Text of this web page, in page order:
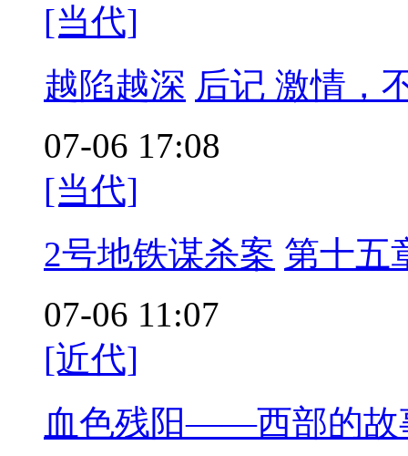
[当代]
越陷越深 后记 激情，
07-06 17:08
[当代]
2号地铁谋杀案 第十五
07-06 11:07
[近代]
血色残阳——西部的故